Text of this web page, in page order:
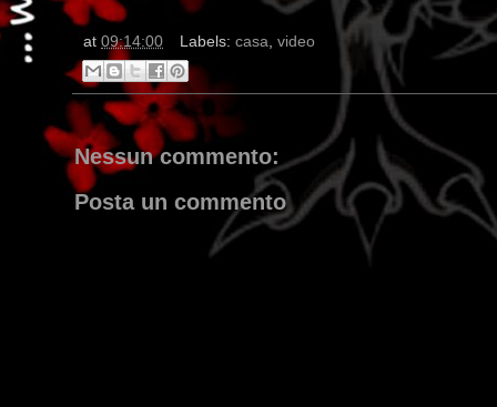
at 09:14:00 Labels: casa, video
Nessun commento:
Posta un commento